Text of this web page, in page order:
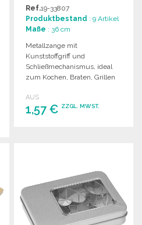
Ref.19-33807
Produktbestand : 9 Artikel
Maße : 36 cm
Metallzange mit
Kunststoffgriff und
Schließmechanismus, ideal
zum Kochen, Braten, Grillen
36 cm.
AUS
1,57 € ZZGL. MWST.